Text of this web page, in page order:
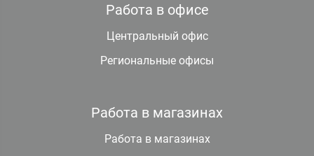
Работа в офисе
Центральный офис
Региональные офисы
Работа в магазинах
Работа в магазинах